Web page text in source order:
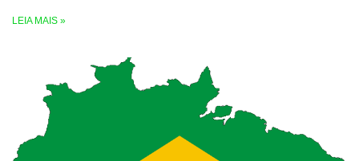
LEIA MAIS »